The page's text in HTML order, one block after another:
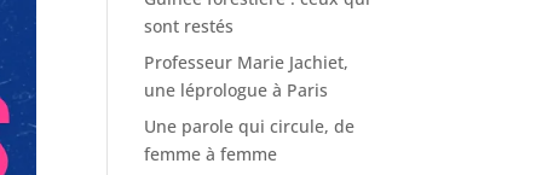
sont restés
Professeur Marie Jachiet,
une léprologue à Paris
Une parole qui circule, de
femme à femme